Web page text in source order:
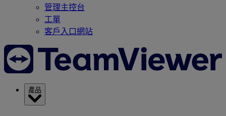
管理主控台
工單
客戶入口網站
產品